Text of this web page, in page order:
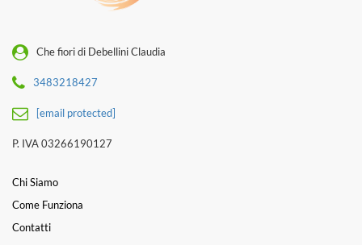
Che fiori di Debellini Claudia
3483218427
[email protected]
P. IVA 03266190127
Chi Siamo
Come Funziona
Contatti